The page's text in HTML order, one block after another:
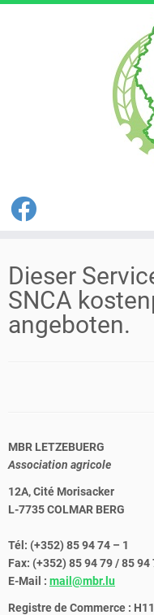
Inhalt
springen
Dieser
SNCA
angeboten.
MBR LETZEBUERG
Association agricole
12A, Cité Morisacker
L-7735 COLMAR BERG
Tél: (+352) 85 94 74 – 1
Fax: (+352) 85 94 79 / 85 94
E-Mail : mail@mbr.lu
Registre de Commerce :